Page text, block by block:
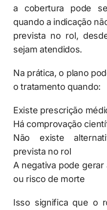
a cobertura pode
quando a indicação
prevista no rol,
sejam atendidos.
Na prática, o plano
o tratamento quando:
Existe prescrição
Há comprovação
Não existe
prevista no rol
A negativa pode
ou risco de morte
Isso significa que o